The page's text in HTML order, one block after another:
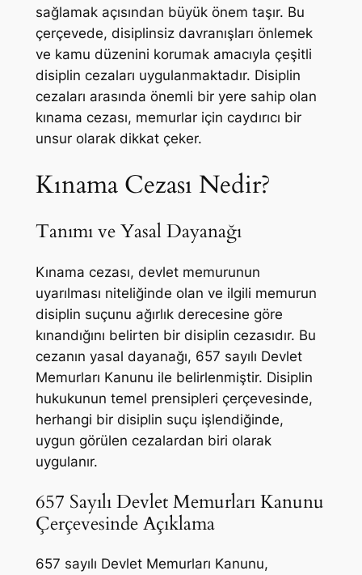
sağlamak açısından büyük önem taşır. Bu
çerçevede, disiplinsiz davranışları önlemek
ve kamu düzenini korumak amacıyla çeşitli
disiplin cezaları uygulanmaktadır. Disiplin
cezaları arasında önemli bir yere sahip olan
kınama cezası, memurlar için caydırıcı bir
unsur olarak dikkat çeker.
Kınama Cezası Nedir?
Tanımı ve Yasal Dayanağı
Kınama cezası, devlet memurunun
uyarılması niteliğinde olan ve ilgili memurun
disiplin suçunu ağırlık derecesine göre
kınandığını belirten bir disiplin cezasıdır. Bu
cezanın yasal dayanağı, 657 sayılı Devlet
Memurları Kanunu ile belirlenmiştir. Disiplin
hukukunun temel prensipleri çerçevesinde,
herhangi bir disiplin suçu işlendiğinde,
uygun görülen cezalardan biri olarak
uygulanır.
657 Sayılı Devlet Memurları Kanunu
Çerçevesinde Açıklama
657 sayılı Devlet Memurları Kanunu,